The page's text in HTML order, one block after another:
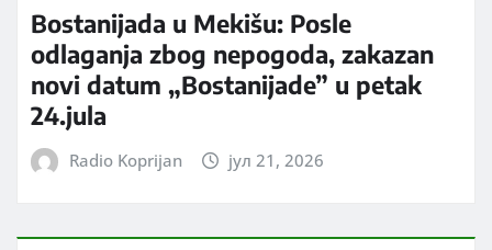
Bostanijada u Mekišu: Posle
odlaganja zbog nepogoda, zakazan
novi datum „Bostanijade” u petak
24.jula
Radio Koprijan јул 21, 2026